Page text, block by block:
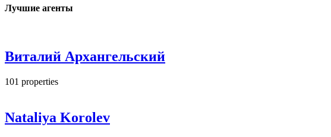
Лучшие агенты
Виталий Архангельский
101 properties
Nataliya Korolev